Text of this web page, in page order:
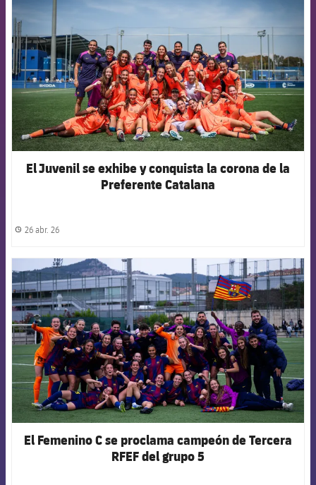
El Juvenil se exhibe y conquista la corona de la
Preferente Catalana
label.share.clock
26 abr. 26
FCB Barcelona badge
El Femenino C se proclama campeón de Tercera
RFEF del grupo 5